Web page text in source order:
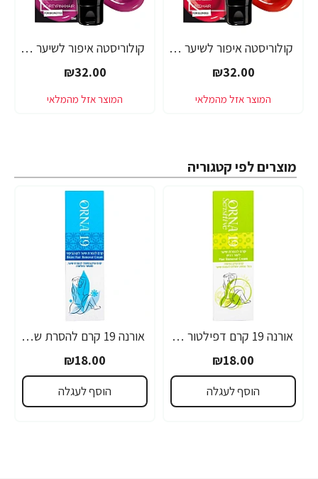
קולוריסטה איפור לשיער אדום 30 מ"ל - מבית L'OREAL PARIS
₪32.00
קולוריסטה איפור לשיער ורוד כהה 30 מ"ל - מבית L'OREAL PARIS
₪32.00
מוצרים לפי קטגוריה
אורנה 19 קרם דפילטור לעור רגיש 80 גרם
₪18.00
הוסף לעגלה
אורנה 19 קרם להסרת שיער לקו הביקיני 90 מ"ל
₪18.00
הוסף לעגלה